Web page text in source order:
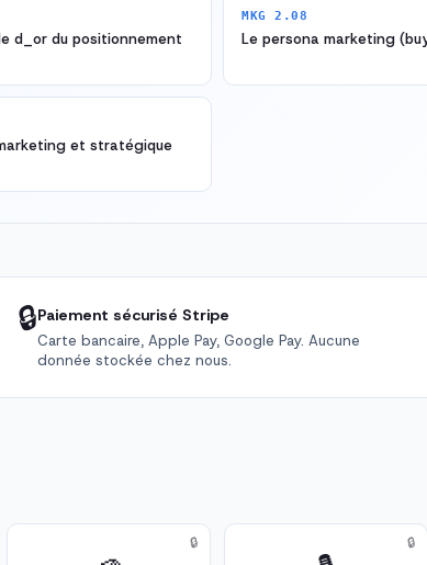
d_or du positionnement
MKG 2.08
Le persona marketing
et stratégique
🔒Paiement sécurisé Stripe
Carte bancaire, Apple Pay, Google Pay. Aucune
donnée stockée chez nous.
🔒 🔒